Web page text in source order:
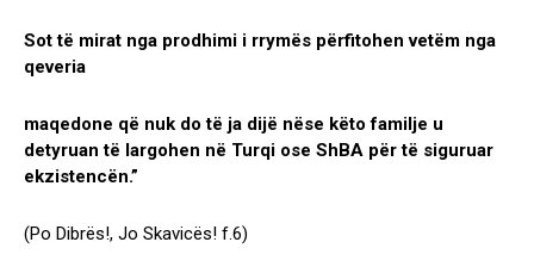
Sot të mirat nga prodhimi i rrymës përfitohen vetëm nga
qeveria
maqedone që nuk do të ja dijë nëse këto familje u
detyruan të largohen në Turqi ose ShBA për të siguruar
ekzistencën.”
(Po Dibrës!, Jo Skavicës! f.6)